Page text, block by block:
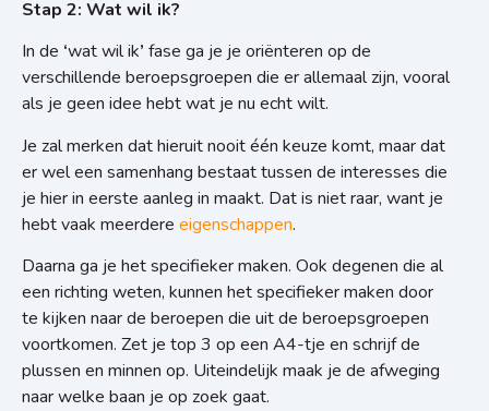
Stap 2: Wat wil ik?
In de ‘wat wil ik’ fase ga je je oriënteren op de
verschillende beroepsgroepen die er allemaal zijn, vooral
als je geen idee hebt wat je nu echt wilt.
Je zal merken dat hieruit nooit één keuze komt, maar dat
er wel een samenhang bestaat tussen de interesses die
je hier in eerste aanleg in maakt. Dat is niet raar, want je
hebt vaak meerdere eigenschappen.
Daarna ga je het specifieker maken. Ook degenen die al
een richting weten, kunnen het specifieker maken door
te kijken naar de beroepen die uit de beroepsgroepen
voortkomen. Zet je top 3 op een A4-tje en schrijf de
plussen en minnen op. Uiteindelijk maak je de afweging
naar welke baan je op zoek gaat.